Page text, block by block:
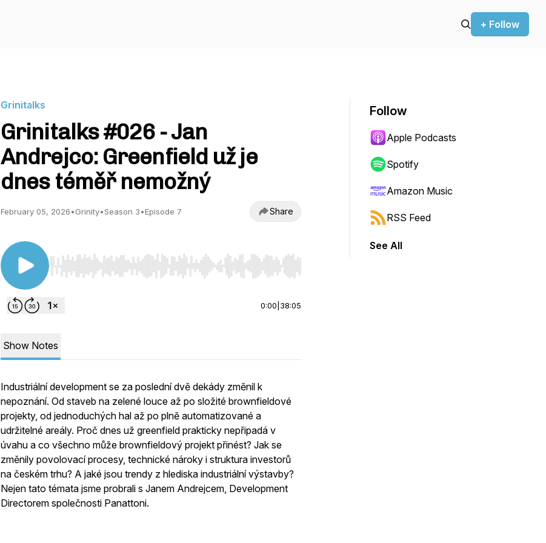
+ Follow
Grinitalks
Grinitalks #026 - Jan
Andrejco: Greenfield už je
dnes téměř nemožný
February 05, 2026•Grinity•Season 3•Episode 7 Share
Use Left/Right to seek, Home/End to jump to start or end. Hold shift to jump forward or backward.
0:00 38:05
Show Notes
Industriální development se za poslední dvě dekády změnil k
nepoznání. Od staveb na zelené louce až po složité brownfieldové
projekty, od jednoduchých hal až po plně automatizované a
udržitelné areály. Proč dnes už greenfield prakticky nepřipadá v
úvahu a co všechno může brownfieldový projekt přinést? Jak se
změnily povolovací procesy, technické nároky i struktura investorů
na českém trhu? A jaké jsou trendy z hlediska industriální výstavby?
Nejen tato témata jsme probrali s Janem Andrejcem, Development
Directorem společnosti Panattoni.
Follow
Apple Podcasts
Spotify
Amazon Music
RSS Feed
See All